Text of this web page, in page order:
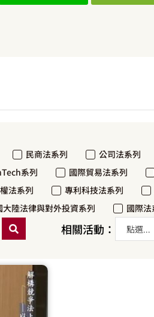
民商法系列 公司法系列
系列 國際貿易法系列
法系列 專利科技法系列
大陸法律與對外投資系列 國際法
相關活動：